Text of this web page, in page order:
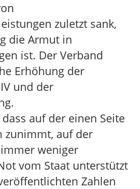
zuletzt sank,
die Armut in
ist. Der Verband
Erhöhung der
und der
auf der einen Seite
zunimmt, auf der
weniger
vom Staat unterstützt
Zahlen